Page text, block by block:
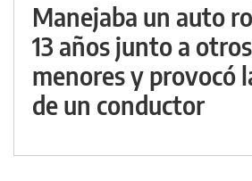
Manejaba un auto
13 años junto a
menores y provocó
de un conductor